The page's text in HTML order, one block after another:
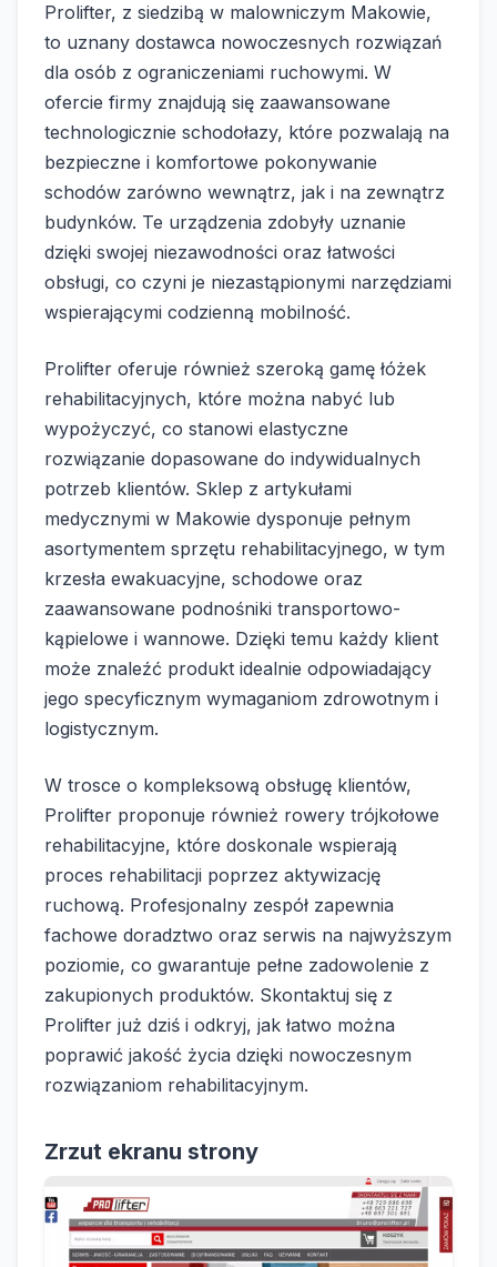
Prolifter, z siedzibą w malowniczym Makowie,
to uznany dostawca nowoczesnych rozwiązań
dla osób z ograniczeniami ruchowymi. W
ofercie firmy znajdują się zaawansowane
technologicznie schodołazy, które pozwalają na
bezpieczne i komfortowe pokonywanie
schodów zarówno wewnątrz, jak i na zewnątrz
budynków. Te urządzenia zdobyły uznanie
dzięki swojej niezawodności oraz łatwości
obsługi, co czyni je niezastąpionymi narzędziami
wspierającymi codzienną mobilność.
Prolifter oferuje również szeroką gamę łóżek
rehabilitacyjnych, które można nabyć lub
wypożyczyć, co stanowi elastyczne
rozwiązanie dopasowane do indywidualnych
potrzeb klientów. Sklep z artykułami
medycznymi w Makowie dysponuje pełnym
asortymentem sprzętu rehabilitacyjnego, w tym
krzesła ewakuacyjne, schodowe oraz
zaawansowane podnośniki transportowo-
kąpielowe i wannowe. Dzięki temu każdy klient
może znaleźć produkt idealnie odpowiadający
jego specyficznym wymaganiom zdrowotnym i
logistycznym.
W trosce o kompleksową obsługę klientów,
Prolifter proponuje również rowery trójkołowe
rehabilitacyjne, które doskonale wspierają
proces rehabilitacji poprzez aktywizację
ruchową. Profesjonalny zespół zapewnia
fachowe doradztwo oraz serwis na najwyższym
poziomie, co gwarantuje pełne zadowolenie z
zakupionych produktów. Skontaktuj się z
Prolifter już dziś i odkryj, jak łatwo można
poprawić jakość życia dzięki nowoczesnym
rozwiązaniom rehabilitacyjnym.
Zrzut ekranu strony